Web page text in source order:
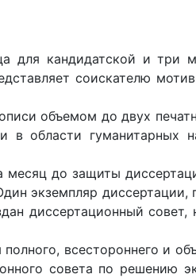
для кандидатской и три
соискателю
объемом до двух
в области гуманитарных
месяц до защиты
экземпляр диссертации,
диссертационный совет,
всестороннего и
совета по решению